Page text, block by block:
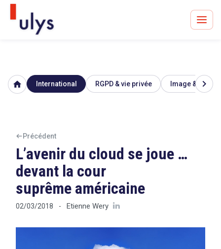
Avocats à Paris & Bruxelles
Un procès en vue ?
Tout sur le RGPD
home International RGPD & vie privée Image & chevron_right
Précédent
L’avenir du cloud se joue …
devant la cour
suprême américaine
02/03/2018 - Etienne Wery